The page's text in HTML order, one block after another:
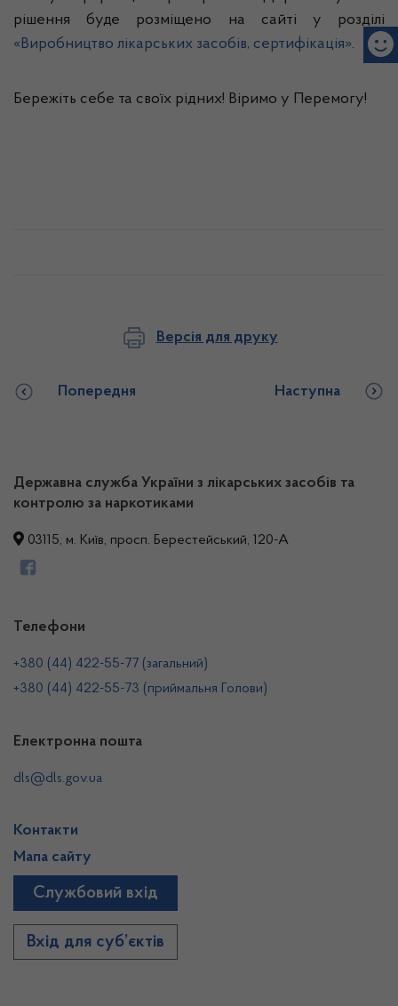
рішення буде розміщено на сайті у розділі
«Виробництво лікарських засобів, сертифікація».
Бережіть себе та своїх рідних! Віримо у Перемогу!
Версія для друку
Попередня Наступна
Державна служба України з лікарських засобів та
контролю за наркотиками
03115, м. Київ, просп. Берестейський, 120-А
Телефони
+380 (44) 422-55-77 (загальний)
+380 (44) 422-55-73 (приймальня Голови)
Електронна пошта
dls@dls.gov.ua
Контакти
Мапа сайту
Службовий вхід
Вхід для суб’єктів